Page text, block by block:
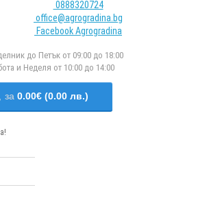
0888320724
office@agrogradina.bg
Facebook Agrogradina
до Петък от 09:00 до 18:00
и Неделя от 10:00 до 14:00
за 0.00€ (0.00 лв.)